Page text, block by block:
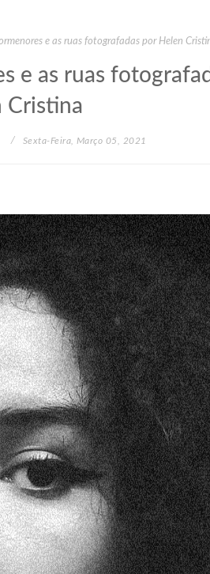
e as ruas fotografadas por Helen
e as ruas
Cristina
Sexta-Feira, Março 05, 2021